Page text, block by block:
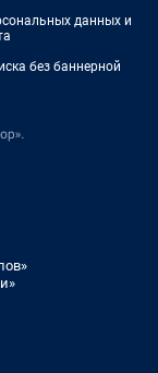
данных и
без баннерной